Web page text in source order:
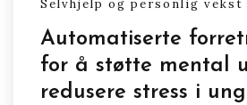
Selvhjelp og personlig vekst
Automatiserte
for å støtte mental
redusere stress i